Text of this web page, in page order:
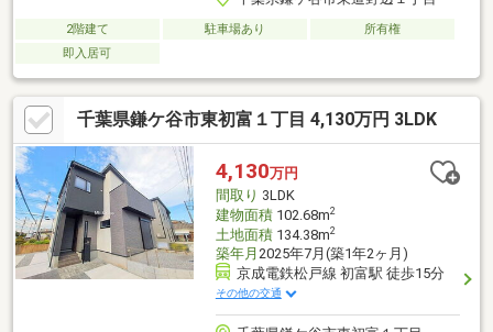
2階建て 駐車場あり
所有権
即入居可
千葉県鎌ケ谷市東初富１丁目 4,130万円 3LDK
4,130万円
間取り 3LDK
建物面積102.68m2
土地面積134.38m2
築年月 2025年7月(築1年2ヶ月)
京成電鉄松戸線 初富駅 徒歩15分
その他の交通